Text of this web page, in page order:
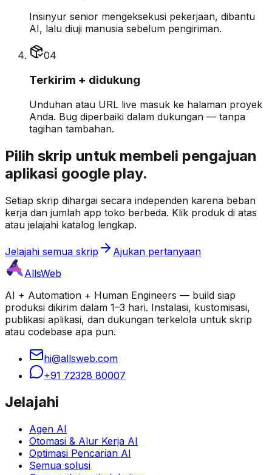
Insinyur senior mengeksekusi pekerjaan, dibantu
AI, lalu diuji manusia sebelum pengiriman.
04
Terkirim + didukung
Unduhan atau URL live masuk ke halaman proyek
Anda. Bug diperbaiki dalam dukungan — tanpa
tagihan tambahan.
Pilih skrip untuk membeli pengajuan
aplikasi google play.
Setiap skrip dihargai secara independen karena beban
kerja dan jumlah app toko berbeda. Klik produk di atas
atau jelajahi katalog lengkap.
Jelajahi semua skrip
Ajukan pertanyaan
AllsWeb
AI + Automation + Human Engineers — build siap
produksi dikirim dalam 1–3 hari. Instalasi, kustomisasi,
publikasi aplikasi, dan dukungan terkelola untuk skrip
atau codebase apa pun.
hi@allsweb.com
+91 72328 80007
Jelajahi
Agen AI
Otomasi & Alur Kerja AI
Optimasi Pencarian AI
Semua solusi